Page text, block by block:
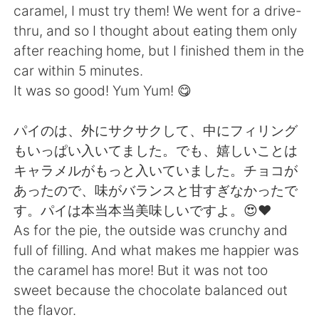
caramel, I must try them! We went for a drive-
thru, and so I thought about eating them only
after reaching home, but I finished them in the
car within 5 minutes.
It was so good! Yum Yum! 😋
パイのは、外にサクサクして、中にフィリング
もいっぱい入いてました。でも、嬉しいことは
キャラメルがもっと入いていました。チョコが
あったので、味がバランスと甘すぎなかったで
す。パイは本当本当美味しいですよ。😍❤️
As for the pie, the outside was crunchy and
full of filling. And what makes me happier was
the caramel has more! But it was not too
sweet because the chocolate balanced out
the flavor.